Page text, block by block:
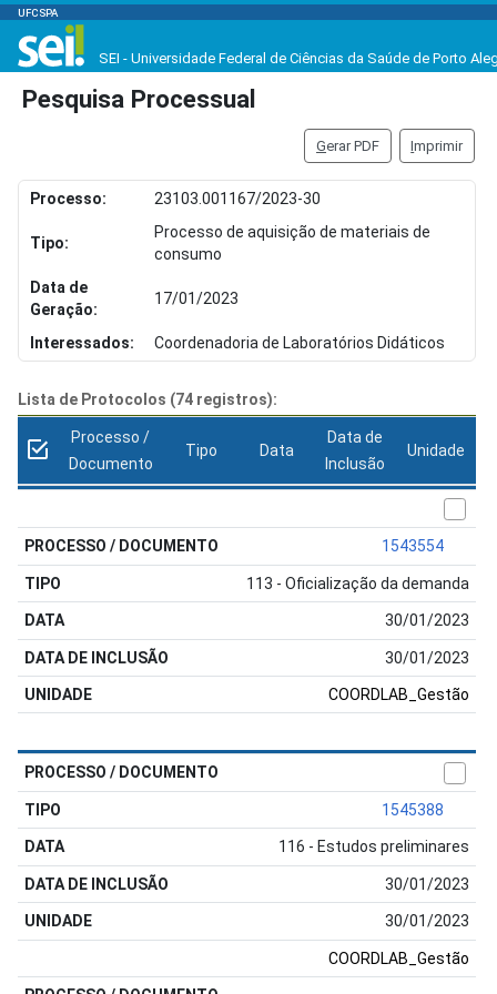
UFCSPA
SEI - Universidade Federal de Ciências da Saúde de Porto
Pesquisa Processual
Gerar PDF Imprimir
Processo: 23103.001167/2023-30
Tipo:
Processo de aquisição de materiais de
consumo
Data de
Geração:
17/01/2023
Interessados: Coordenadoria de Laboratórios Didáticos
Lista de Protocolos (74 registros):
Processo /
Documento
Tipo Data
Data de
Inclusão
Unidade
1543554
113 - Oficialização da demanda
30/01/2023
30/01/2023
COORDLAB_Gestão
1545388
116 - Estudos preliminares
30/01/2023
30/01/2023
COORDLAB_Gestão